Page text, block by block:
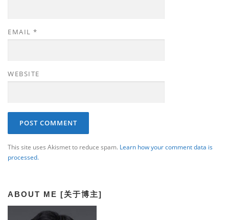
EMAIL *
WEBSITE
This site uses Akismet to reduce spam. Learn how your comment data is
processed.
ABOUT ME [关于博主]